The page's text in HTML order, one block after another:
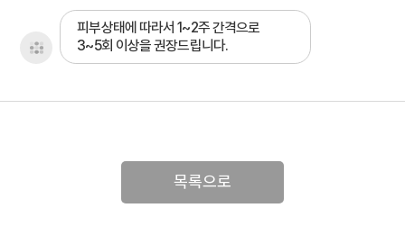
피부상태에 따라서 1~2주 간격으로
3~5회 이상을 권장드립니다.
목록으로